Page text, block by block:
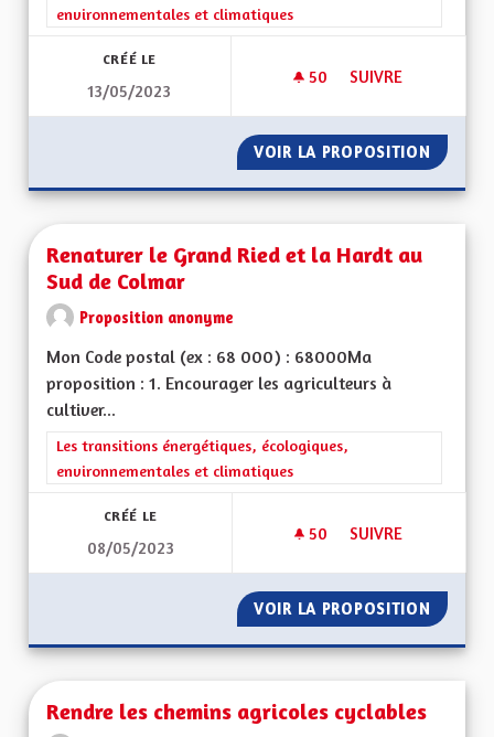
environnementales et climatiques
CRÉÉ LE
13/05/2023
50 50 ABONNÉS
SUIVRE
VOIR LA PROPOSITION
Renaturer le Grand Ried et la Hardt au
Sud de Colmar
Proposition anonyme
Mon Code postal (ex : 68 000) : 68000Ma
proposition : 1. Encourager les agriculteurs à
cultiver...
Filtrer les résultats de la catégorie : Les transitions
Les transitions énergétiques, écologiques,
environnementales et climatiques
CRÉÉ LE
08/05/2023
50 50 ABONNÉS
SUIVRE
VOIR LA PROPOSITION
Rendre les chemins agricoles cyclables